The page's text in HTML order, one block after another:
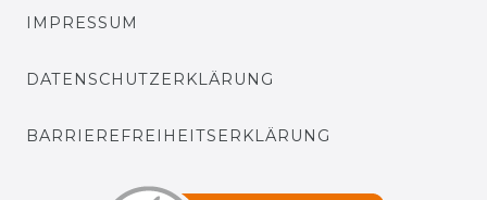
IMPRESSUM
DATENSCHUTZERKLÄRUNG
BARRIEREFREIHEITSERKLÄRUNG